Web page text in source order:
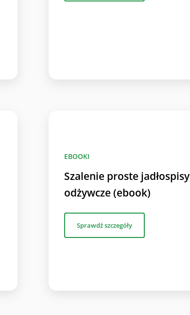
EBOOKI
Szalenie proste jadłospisy
odżywcze (ebook)
Sprawdź szczegóły